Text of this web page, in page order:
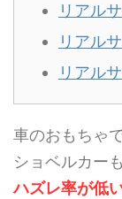
リアル
リアル
リアル
車のおもちゃ
ショベルカー
ハズレ率が低